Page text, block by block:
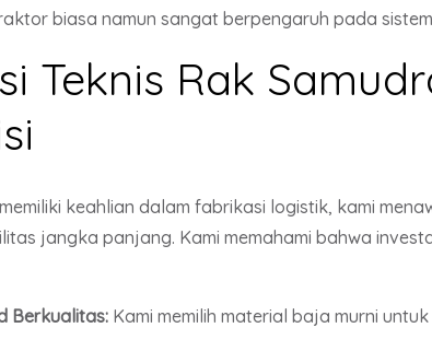
biasa namun sangat berpengaruh pada
Teknis Rak
keahlian dalam fabrikasi logistik, kami
jangka panjang. Kami memahami bahwa
Berkualitas:Kami memilih material baja murni